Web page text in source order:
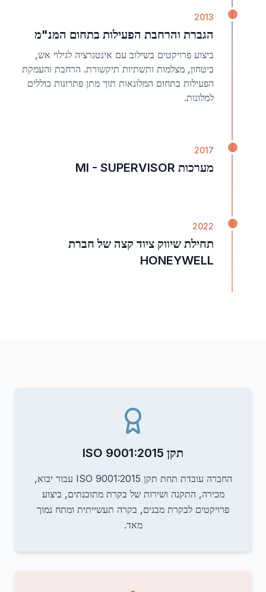
2013
הגברת והרחבת הפעילות בתחום המנ"מ
ביצוע פרויקטים בשילוב עם אינטגרציה לגילוי אש,
ביטחון, מצלמות ותשתיות תיקשורת. הרחבת והעמקת
הפעילות בתחום המלונאות תוך מתן פתרונות כוללים
למלונות.
2017
מערכות MI - SUPERVISOR
2022
תחילת שיווק ציוד קצה של חברת
HONEYWELL
תקן ISO 9001:2015
החברה עובדת תחת תקן ISO 9001:2015 עבור יבוא,
מכירה, התקנה ושירות של בקרת מתוכנתים, ביצוע
פרויקטים לבקרת מבנים, בקרה תעשייתית ומתח נמוך
מאד.